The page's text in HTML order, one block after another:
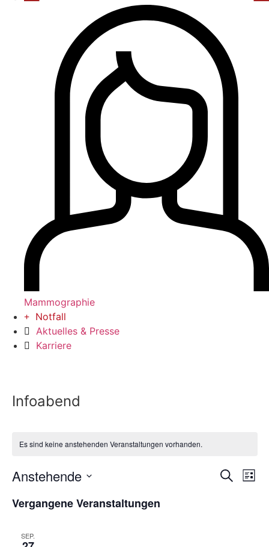
Mammographie
Notfall
Aktuelles & Presse
Karriere
Infoabend
Es sind keine anstehenden Veranstaltungen vorhanden.
SucheListe
Anstehende
wählen.
Vergangene Veranstaltungen
SEP.